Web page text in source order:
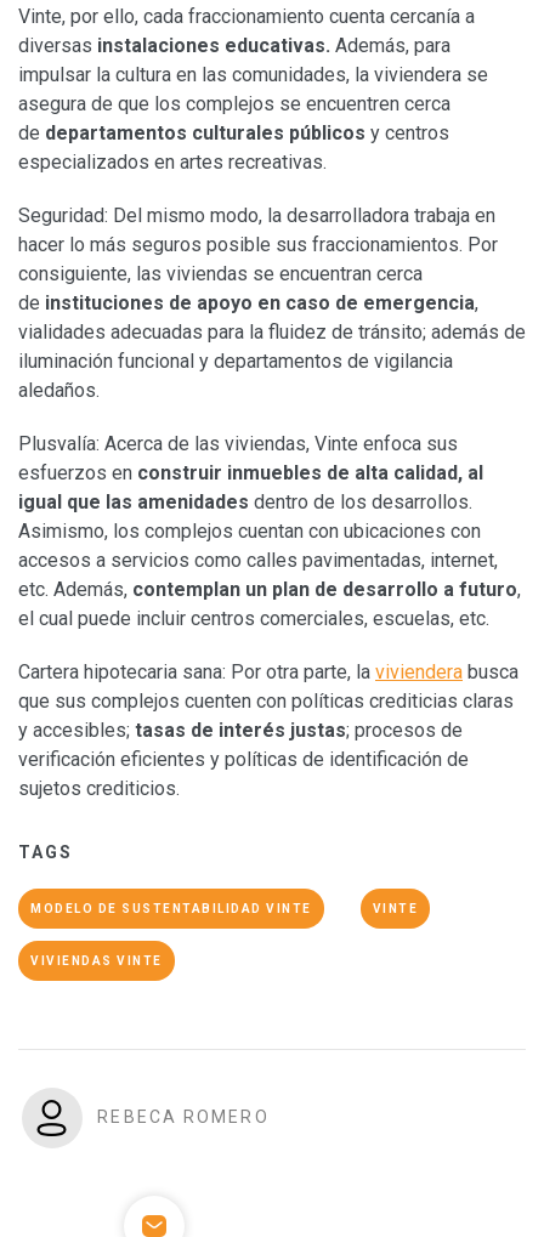
Vinte, por ello, cada fraccionamiento cuenta cercanía a
diversas instalaciones educativas. Además, para
impulsar la cultura en las comunidades, la viviendera se
asegura de que los complejos se encuentren cerca
de departamentos culturales públicos y centros
especializados en artes recreativas.
Seguridad: Del mismo modo, la desarrolladora trabaja en
hacer lo más seguros posible sus fraccionamientos. Por
consiguiente, las viviendas se encuentran cerca
de instituciones de apoyo en caso de emergencia,
vialidades adecuadas para la fluidez de tránsito; además de
iluminación funcional y departamentos de vigilancia
aledaños.
Plusvalía: Acerca de las viviendas, Vinte enfoca sus
esfuerzos en construir inmuebles de alta calidad, al
igual que las amenidades dentro de los desarrollos.
Asimismo, los complejos cuentan con ubicaciones con
accesos a servicios como calles pavimentadas, internet,
etc. Además, contemplan un plan de desarrollo a futuro,
el cual puede incluir centros comerciales, escuelas, etc.
Cartera hipotecaria sana: Por otra parte, la viviendera busca
que sus complejos cuenten con políticas crediticias claras
y accesibles; tasas de interés justas; procesos de
verificación eficientes y políticas de identificación de
sujetos crediticios.
TAGS
MODELO DE SUSTENTABILIDAD VINTE VINTE
VIVIENDAS VINTE
REBECA ROMERO